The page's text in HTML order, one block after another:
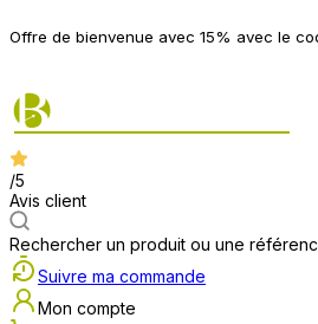
Offre de bienvenue avec 15% avec le
/5
Avis client
Rechercher un produit ou une
Suivre ma commande
Mon compte